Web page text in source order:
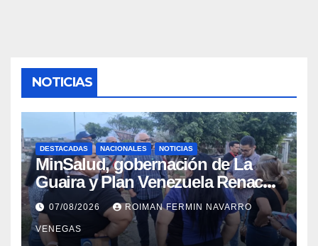
NOTICIAS
DESTACADAS NACIONALES NOTICIAS
MinSalud, gobernación de La
Guaira y Plan Venezuela Renace
iniciaron la rehabilitación integral
del Centro Psicofamiliar El Niño y
el Mar
07/08/2026 ROIMAN FERMIN NAVARRO
VENEGAS